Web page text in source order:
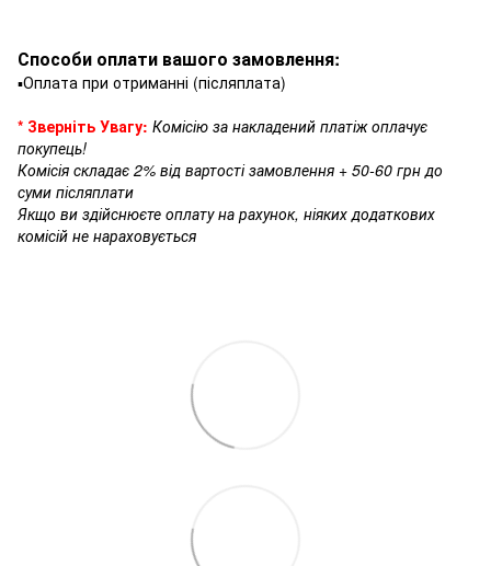
Способи оплати вашого замовлення:
▪️Оплата при отриманні (післяплата)
* Зверніть Увагу: Комісію за накладений платіж оплачує
покупець!
Комісія складає 2% від вартості замовлення + 50-60 грн до
суми післяплати
Якщо ви здійснюєте оплату на рахунок, ніяких додаткових
комісій не нараховується